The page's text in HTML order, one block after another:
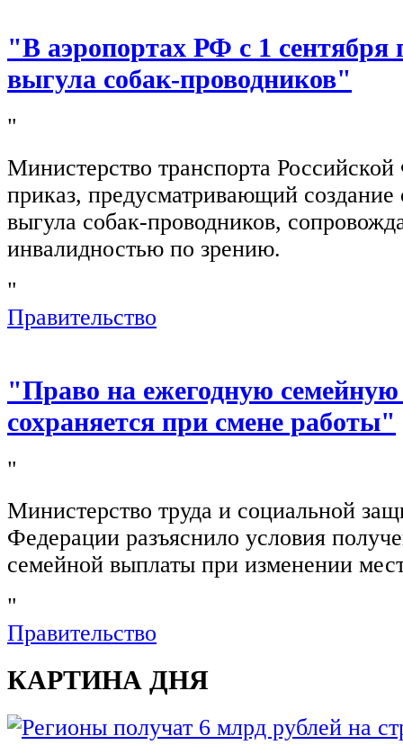
"В аэропортах РФ с 1 сентября
выгула собак-проводников"
"
Министерство транспорта
приказ, предусматривающий создание
выгула собак-проводников,
инвалидностью по зрению.
"
Правительство
"Право на ежегодную
сохраняется при смене работы"
"
Министерство труда и социальной
Федерации разъяснило условия
семейной выплаты при изменении
"
Правительство
КАРТИНА ДНЯ